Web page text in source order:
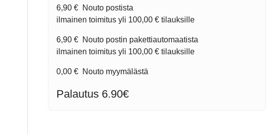
6,90 € Nouto postista
ilmainen toimitus yli 100,00 € tilauksille
6,90 € Nouto postin pakettiautomaatista
ilmainen toimitus yli 100,00 € tilauksille
0,00 € Nouto myymälästä
Palautus 6.90€